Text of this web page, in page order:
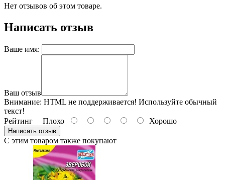
Нет отзывов об этом товаре.
Написать отзыв
Ваше имя:
Ваш отзыв
Внимание: HTML не поддерживается! Используйте обычный
текст!
Рейтинг Плохо Хорошо
Написать отзыв
С этим товаром также покупают